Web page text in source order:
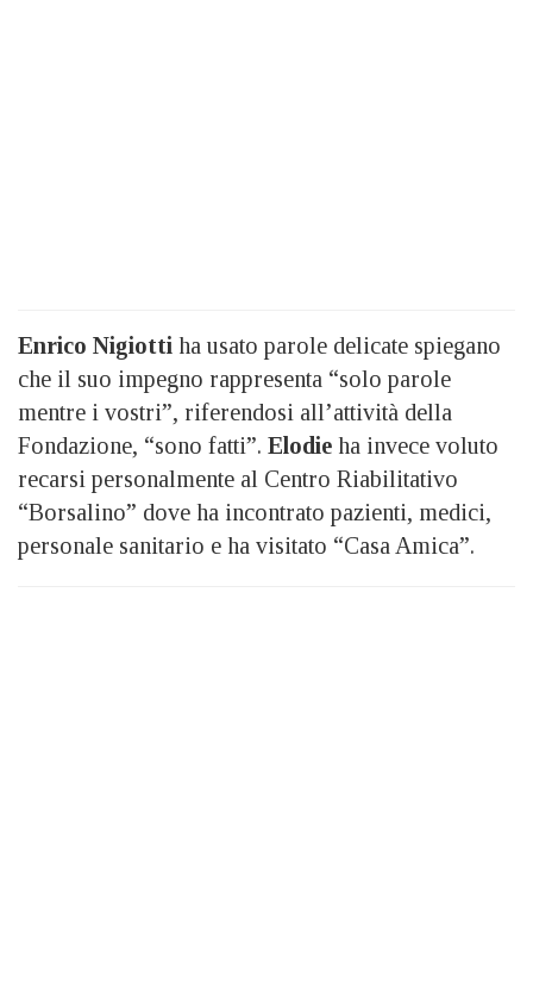
Enrico Nigiotti ha usato parole delicate spiegano
che il suo impegno rappresenta “solo parole
mentre i vostri”, riferendosi all’attività della
Fondazione, “sono fatti”. Elodie ha invece voluto
recarsi personalmente al Centro Riabilitativo
“Borsalino” dove ha incontrato pazienti, medici,
personale sanitario e ha visitato “Casa Amica”.